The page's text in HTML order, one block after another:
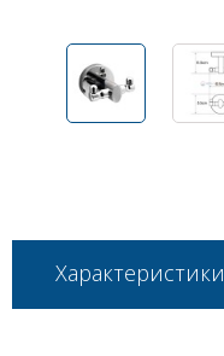
Характеристики